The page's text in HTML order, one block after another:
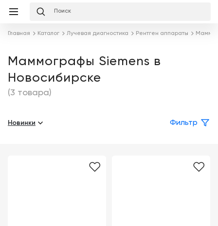
Клиника
ключ
кабинет
Подробнее
Лизинг
Льготное
кредитование
обслуживание
Главная Каталог Лучевая диагностика Рентген аппараты
Маммографы Siemens в
Новосибирске
(3 товара)
Новинки Фильтр